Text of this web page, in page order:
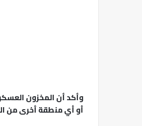
وأكد أن المخزون
أو أي منطقة أخرى من